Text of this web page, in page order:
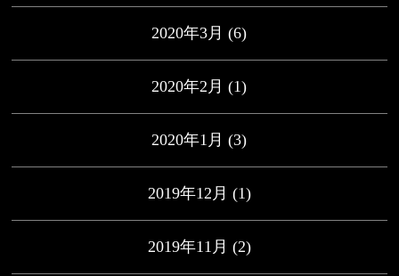
2020年3月 (6)
2020年2月 (1)
2020年1月 (3)
2019年12月 (1)
2019年11月 (2)